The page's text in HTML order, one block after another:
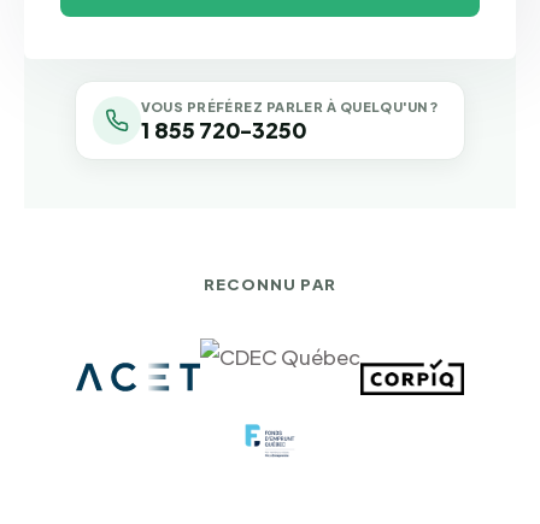
VOUS PRÉFÉREZ PARLER À QUELQU'UN ?
1 855 720-3250
RECONNU PAR